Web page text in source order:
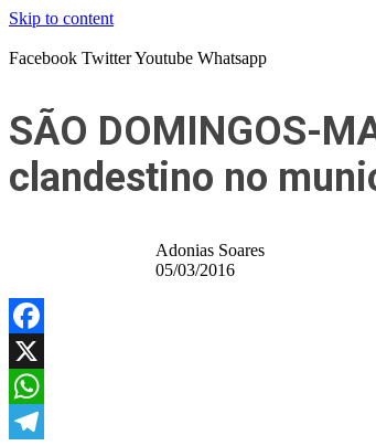
Skip to content
Facebook TwitterYoutube Whatsapp
SÃO DOMINGOS-
clandestino no
Adonias Soares
05/03/2016
Facebook
X
WhatsApp